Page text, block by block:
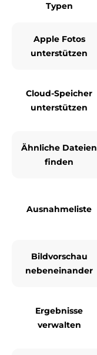
Typen
Apple Fotos
unterstützen
Cloud-Speicher
unterstützen
Ähnliche Dateien
finden
Ausnahmeliste
Bildvorschau
nebeneinander
Ergebnisse
verwalten